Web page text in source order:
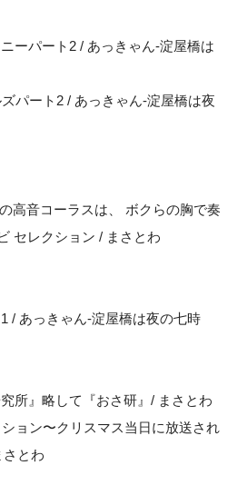
ーパート2 / あっきゃん-淀屋橋は
パート2 / あっきゃん-淀屋橋は夜
高音コーラスは、 ボクらの胸で奏
セレクション / まさとわ
/ あっきゃん-淀屋橋は夜の七時
所』略して『おさ研』/ まさとわ
ョン〜クリスマス当日に放送され
さとわ